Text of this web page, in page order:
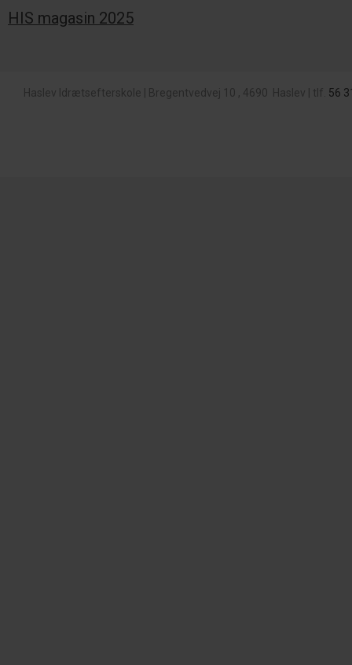
HIS magasin 2025
Haslev Idrætsefterskole Bregentvedvej 10 , 4690 Haslev tlf. 56